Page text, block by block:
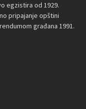
egzistira od 1929.
pripajanje opštini
građana 1991.